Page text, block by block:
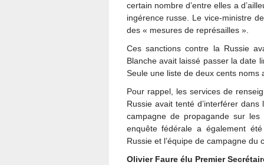
certain nombre d’entre elles a
ingérence russe. Le vice-ministre
des « mesures de représailles ».
Ces sanctions contre la Russie
Blanche avait laissé passer la date
Seule une liste de deux cents noms
Pour rappel, les services de
Russie avait tenté d’interférer
campagne de propagande sur
enquête fédérale a également
Russie et l’équipe de campagne du
Olivier Faure élu Premier